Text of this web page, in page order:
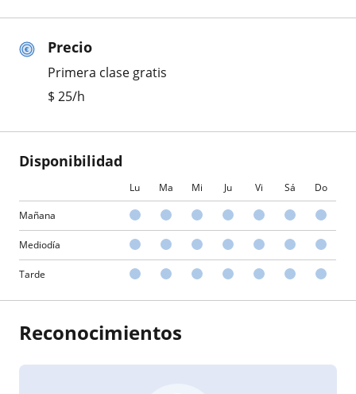
Precio
Primera clase gratis
$ 25/h
Disponibilidad
Lu Ma Mi Ju Vi Sá Do
Mañana
Mediodía
Tarde
Reconocimientos